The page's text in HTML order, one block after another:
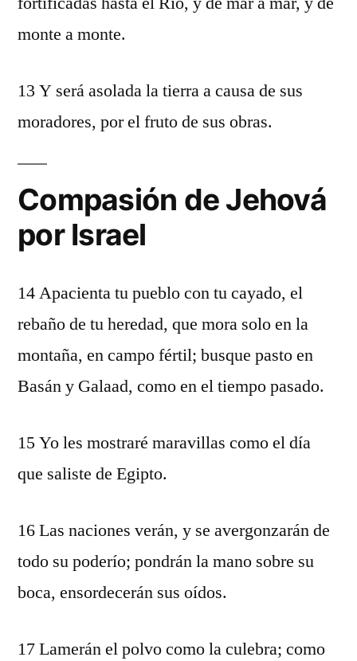
monte a monte.
13 Y será asolada la tierra a causa de sus
moradores, por el fruto de sus obras.
Compasión de Jehová
por Israel
14 Apacienta tu pueblo con tu cayado, el
rebaño de tu heredad, que mora solo en la
montaña, en campo fértil; busque pasto en
Basán y Galaad, como en el tiempo pasado.
15 Yo les mostraré maravillas como el día
que saliste de Egipto.
16 Las naciones verán, y se avergonzarán de
todo su poderío; pondrán la mano sobre su
boca, ensordecerán sus oídos.
17 Lamerán el polvo como la culebra; como